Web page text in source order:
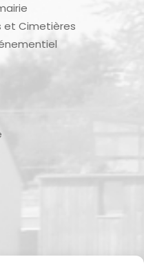
et Cimetières